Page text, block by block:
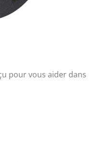
pour vous aider dans